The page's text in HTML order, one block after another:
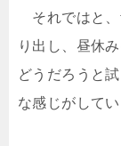
それではと、
り出し、昼休
どうだろうと
な感じがしてい